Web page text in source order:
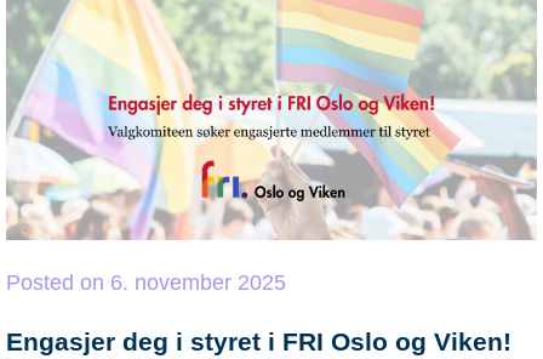
Posted on 6. november 2025
Engasjer deg i styret i FRI Oslo og Viken!